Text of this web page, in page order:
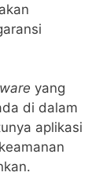
yang
di dalam
aplikasi